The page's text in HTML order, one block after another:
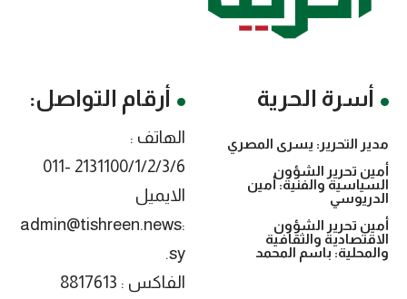
أسرة الحرية
مدير التحرير: يسرى المصري
أمين تحرير الشؤون
السياسية والفنية: أمين
الدريوسي
أمين تحرير الشؤون
الاقتصادية والثقافية
والمحلية: باسم المحمد
أرقام التواصل:
الهاتف :
2131100/1/2/3/6 -011
الايميل
:admin@tishreen.news
.sy
الفاكس : 8817613